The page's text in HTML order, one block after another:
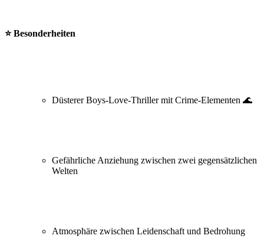
⭐ Besonderheiten
Düsterer Boys-Love-Thriller mit Crime-Elementen 🌊
Gefährliche Anziehung zwischen zwei gegensätzlichen
Welten
Atmosphäre zwischen Leidenschaft und Bedrohung